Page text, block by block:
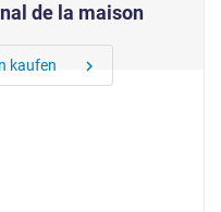
de la maison
kaufen chevron_right